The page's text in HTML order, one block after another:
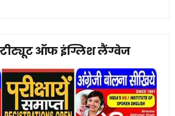
ऑफ इंग्लिश लैंग्वेज